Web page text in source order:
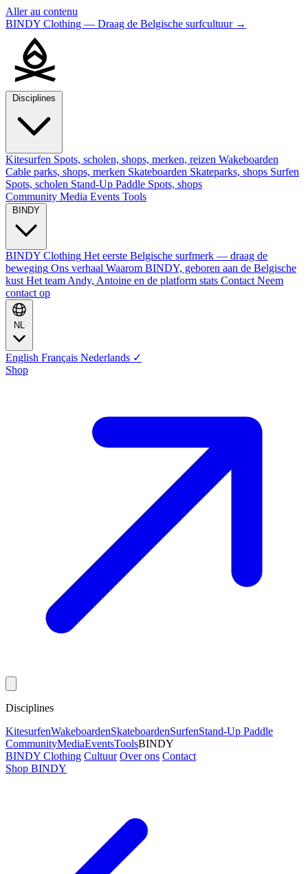
Aller au contenu
BINDY Clothing — Draag de Belgische surfcultuur →
Kitesurfen Spots, scholen, shops, merken, reizen Wakeboarden
Cable parks, shops, merken Skateboarden Skateparks, shops Surfen
Spots, scholen Stand-Up Paddle Spots, shops
Community Media Events Tools
BINDY Clothing Het eerste Belgische surfmerk — draag de
beweging Ons verhaal Waarom BINDY, geboren aan de Belgische
kust Het team Andy, Antoine en de platform stats Contact Neem
contact op
English Français Nederlands ✓
Shop
Disciplines
KitesurfenWakeboardenSkateboardenSurfenStand-Up Paddle
CommunityMediaEventsToolsBINDY
BINDY Clothing Cultuur Over ons Contact
Shop BINDY